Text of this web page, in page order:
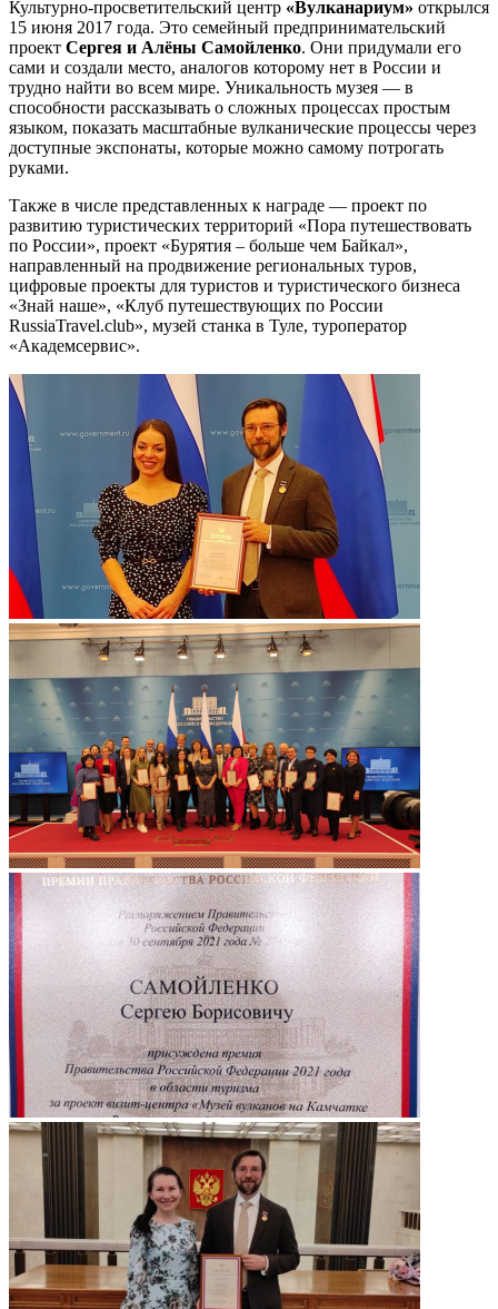
Культурно-просветительский центр «Вулканариум» открылся
15 июня 2017 года. Это семейный предпринимательский
проект Сергея и Алёны Самойленко. Они придумали его
сами и создали место, аналогов которому нет в России и
трудно найти во всем мире. Уникальность музея — в
способности рассказывать о сложных процессах простым
языком, показать масштабные вулканические процессы через
доступные экспонаты, которые можно самому потрогать
руками.
Также в числе представленных к награде — проект по
развитию туристических территорий «Пора путешествовать
по России», проект «Бурятия – больше чем Байкал»,
направленный на продвижение региональных туров,
цифровые проекты для туристов и туристического бизнеса
«Знай наше», «Клуб путешествующих по России
RussiaTravel.club», музей станка в Туле, туроператор
«Академсервис».